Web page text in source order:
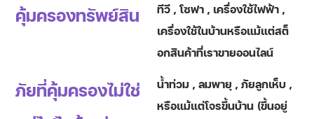
คุ้มครองทรัพย์สิน
ทีวี , โซฟา , เครื่องใช้ไฟฟ้า ,
เครื่องใช้ในบ้านหรือแม้แต่สต็
อกสินค้าที่เราขายออนไลน์
ภัยที่คุ้มครองไม่ใช่
น้ำท่วม , ลมพายุ , ภัยลูกเห็บ ,
หรือแม้แต่โจรขึ้นบ้าน (ขึ้นอยู่